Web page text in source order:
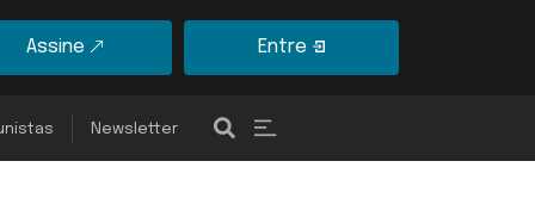
Assine Entre
Newsletter